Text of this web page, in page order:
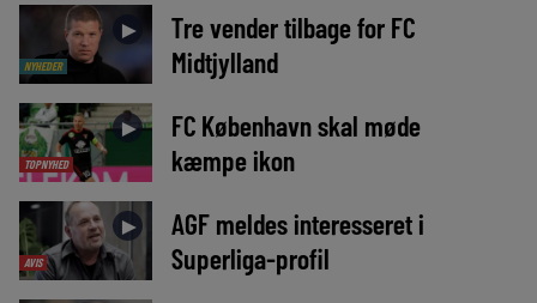
NYHEDER
►
Tre vender tilbage for FC
Midtjylland
TOPNYHED
►
FC København skal møde
kæmpe ikon
AVIS
►
AGF meldes interesseret i
Superliga-profil